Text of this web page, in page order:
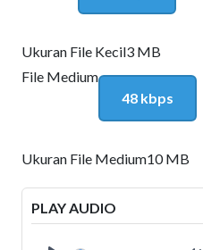
Ukuran File Kecil3 MB
File Medium
48 kbps
Ukuran File Medium10 MB
PLAY AUDIO